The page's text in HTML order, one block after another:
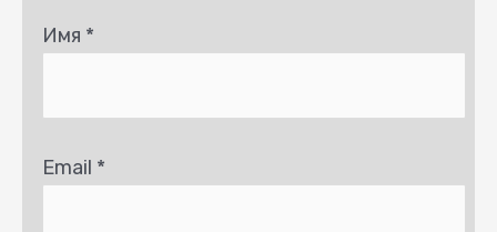
Имя *
Email *